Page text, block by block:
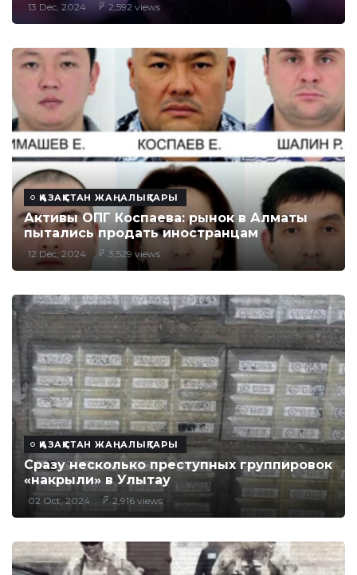
13 Dec, 2024 2,592 views
ҚАЗАҚСТАН ЖАҢАЛЫҚТАРЫ
Активы ОПГ Коспаева: рынок в Алматы
пытались продать иностранцам
12 Dec, 2024 3,529 views
ҚАЗАҚСТАН ЖАҢАЛЫҚТАРЫ
Сразу несколько преступных группировок
«накрыли» в Улытау
02 Oct, 2024 2,916 views